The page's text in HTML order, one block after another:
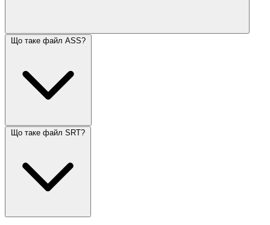
Що таке файл ASS?
Що таке файл SRT?